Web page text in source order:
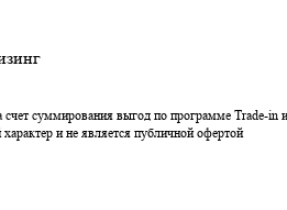
счет суммирования выгод по программе Trade-in
и не является публичной офертой